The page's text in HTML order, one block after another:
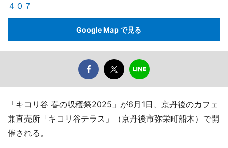
４０７
Google Map で見る
「キコリ谷 春の収穫祭2025」が6月1日、京丹後のカフェ
兼直売所「キコリ谷テラス」（京丹後市弥栄町船木）で開
催される。